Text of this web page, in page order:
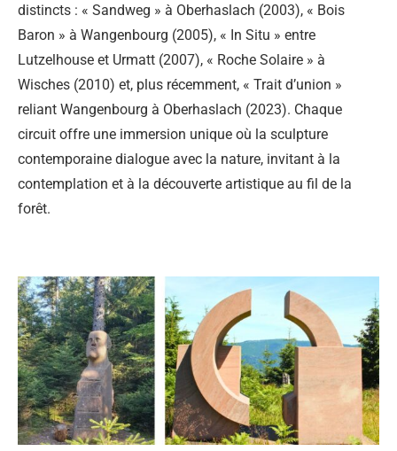
distincts : « Sandweg » à Oberhaslach (2003), « Bois
Baron » à Wangenbourg (2005), « In Situ » entre
Lutzelhouse et Urmatt (2007), « Roche Solaire » à
Wisches (2010) et, plus récemment, « Trait d’union »
reliant Wangenbourg à Oberhaslach (2023). Chaque
circuit offre une immersion unique où la sculpture
contemporaine dialogue avec la nature, invitant à la
contemplation et à la découverte artistique au fil de la
forêt.